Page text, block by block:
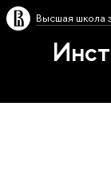
Высшая школа